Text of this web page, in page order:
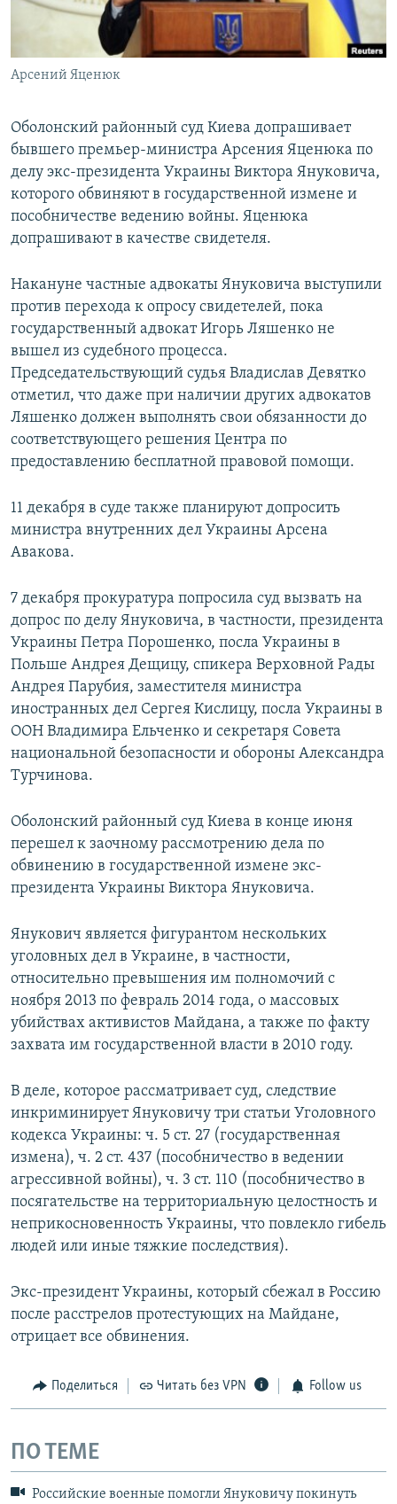
ПОБЕДИТЕЛЕЙ НЕ СУДЯТ?
КРЫМ.НЕПОКОРЕННЫЙ
ELIFBE
ПРИСОЕДИНЯЙТЕСЬ!
Все сайты RFE/RL
Арсений Яценюк
Оболонский районный суд Киева допрашивает
бывшего премьер-министра Арсения Яценюка по
делу экс-президента Украины Виктора Януковича,
которого обвиняют в государственной измене и
пособничестве ведению войны. Яценюка
допрашивают в качестве свидетеля.
Накануне частные адвокаты Януковича выступили
против перехода к опросу свидетелей, пока
государственный адвокат Игорь Ляшенко не
вышел из судебного процесса.
Председательствующий судья Владислав Девятко
отметил, что даже при наличии других адвокатов
Ляшенко должен выполнять свои обязанности до
соответствующего решения Центра по
предоставлению бесплатной правовой помощи.
11 декабря в суде также планируют допросить
министра внутренних дел Украины Арсена
Авакова.
7 декабря прокуратура попросила суд вызвать на
допрос по делу Януковича, в частности, президента
Украины Петра Порошенко, посла Украины в
Польше Андрея Дещицу, спикера Верховной Рады
Андрея Парубия, заместителя министра
иностранных дел Сергея Кислицу, посла Украины в
ООН Владимира Ельченко и секретаря Совета
национальной безопасности и обороны Александра
Турчинова.
Оболонский районный суд Киева в конце июня
перешел к заочному рассмотрению дела по
обвинению в государственной измене экс-
президента Украины Виктора Януковича.
Янукович является фигурантом нескольких
уголовных дел в Украине, в частности,
относительно превышения им полномочий с
ноября 2013 по февраль 2014 года, о массовых
убийствах активистов Майдана, а также по факту
захвата им государственной власти в 2010 году.
В деле, которое рассматривает суд, следствие
инкриминирует Януковичу три статьи Уголовного
кодекса Украины: ч. 5 ст. 27 (государственная
измена), ч. 2 ст. 437 (пособничество в ведении
агрессивной войны), ч. 3 ст. 110 (пособничество в
посягательстве на территориальную целостность и
неприкосновенность Украины, что повлекло гибель
людей или иные тяжкие последствия).
Экс-президент Украины, который сбежал в Россию
после расстрелов протестующих на Майдане,
отрицает все обвинения.
Поделиться Читать без VPN Follow us
ПО ТЕМЕ
Российские военные помогли Януковичу покинуть